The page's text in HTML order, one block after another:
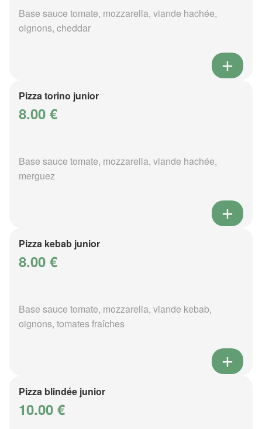
Base sauce tomate, mozzarella, viande hachée,
oignons, cheddar
Pizza torino junior
8.00 €
Base sauce tomate, mozzarella, viande hachée,
merguez
Pizza kebab junior
8.00 €
Base sauce tomate, mozzarella, viande kebab,
oignons, tomates fraîches
Pizza blindée junior
10.00 €